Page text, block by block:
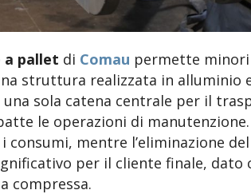
pallet di Comau permette
struttura realizzata in alluminio
sola catena centrale per il
le operazioni di
consumi, mentre l’eliminazione
per il cliente finale,
compressa.